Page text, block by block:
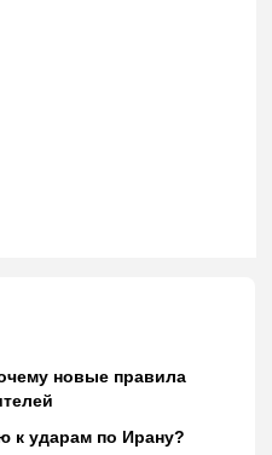
новые правила
к ударам по Ирану?